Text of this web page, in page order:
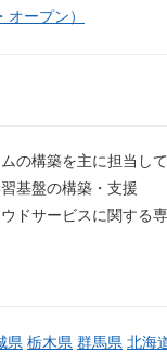
ープン）
の構築を主に担当し
基盤の構築・支援
ドサービスに関する
県 栃木県 群馬県 北海